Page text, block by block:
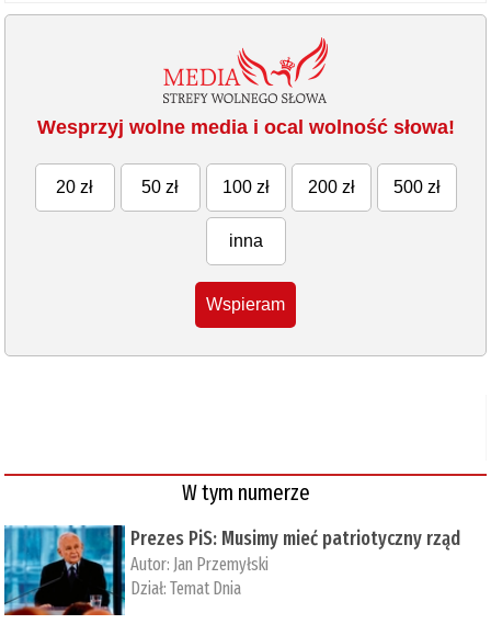
Wesprzyj wolne media i ocal wolność słowa!
20 zł 50 zł 100 zł 200 zł 500 zł
inna
Wspieram
W tym numerze
Prezes PiS: Musimy mieć patriotyczny rząd
Autor: Jan Przemyłski
Dział:Temat Dnia